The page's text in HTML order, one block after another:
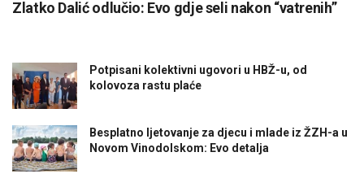
Zlatko Dalić odlučio: Evo gdje seli nakon “vatrenih”
Potpisani kolektivni ugovori u HBŽ-u, od
kolovoza rastu plaće
Besplatno ljetovanje za djecu i mlade iz ŽZH-a u
Novom Vinodolskom: Evo detalja